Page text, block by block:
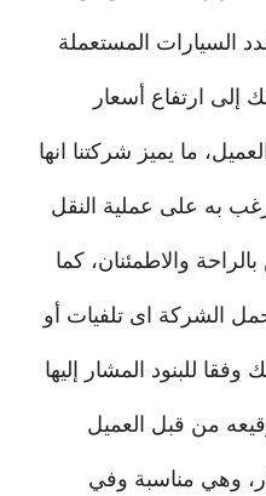
السيارات المستعملة
إلى ارتفاع أسعار
ما يميز شركتنا انها
به على عملية النقل
والاطمئنان، كما
الشركة اى تلفيات أو
للبنود المشار إليها
من قبل العميل
وهي مناسبة وفي